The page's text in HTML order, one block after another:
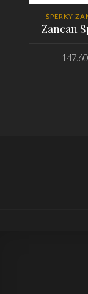
ŠPERKY
Zancan
147.60